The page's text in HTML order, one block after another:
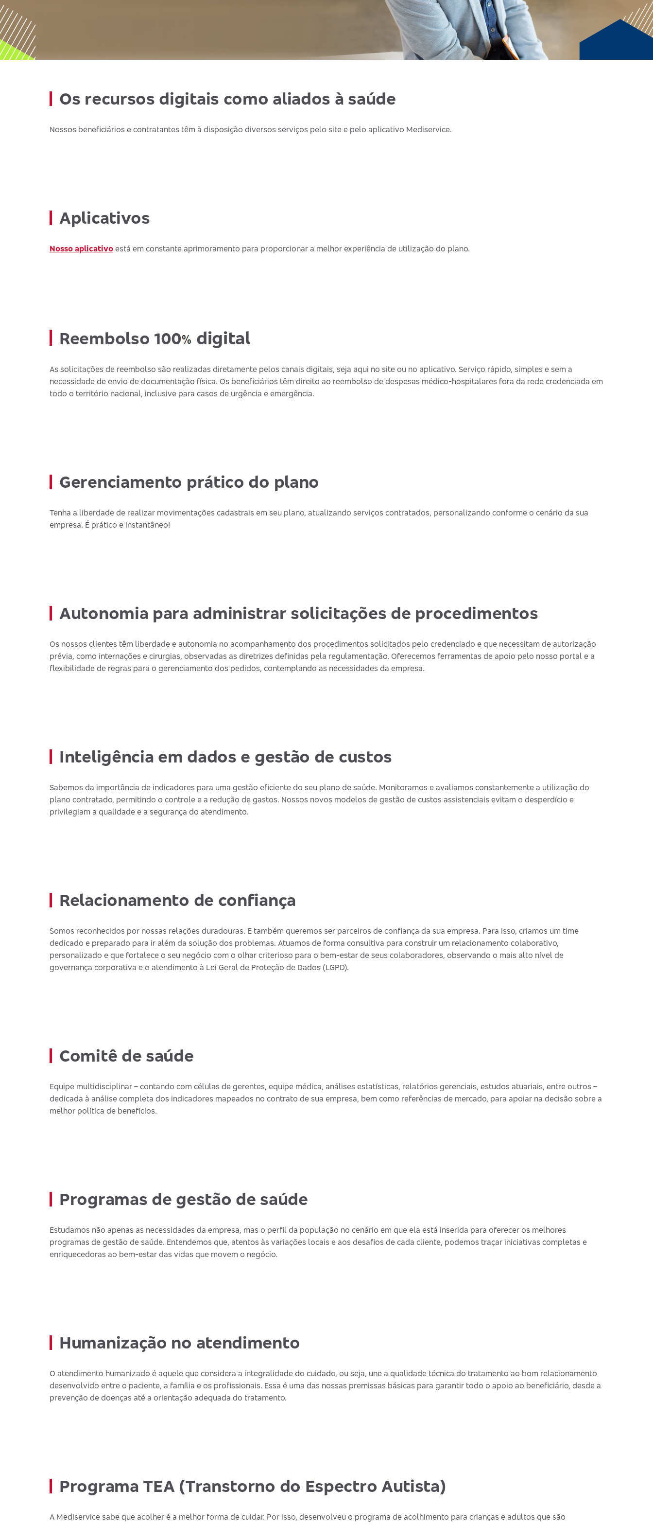
Os recursos digitais como aliados à saúde
Nossos beneficiários e contratantes têm à disposição diversos serviços pelo site e pelo aplicativo Mediservice.
Aplicativos
Nosso aplicativo está em constante aprimoramento para proporcionar a melhor experiência de utilização do plano.
Reembolso 100 digital
As solicitações de reembolso são realizadas diretamente pelos canais digitais, seja aqui no site ou no aplicativo. Serviço rápido, simples e sem a
necessidade de envio de documentação física. Os beneficiários têm direito ao reembolso de despesas médico-hospitalares fora da rede credenciada em
todo o território nacional, inclusive para casos de urgência e emergência.
Gerenciamento prático do plano
Tenha a liberdade de realizar movimentações cadastrais em seu plano, atualizando serviços contratados, personalizando conforme o cenário da sua
empresa. É prático e instantâneo!
Autonomia para administrar solicitações de procedimentos
Os nossos clientes têm liberdade e autonomia no acompanhamento dos procedimentos solicitados pelo credenciado e que necessitam de autorização
prévia, como internações e cirurgias, observadas as diretrizes definidas pela regulamentação. Oferecemos ferramentas de apoio pelo nosso portal e a
flexibilidade de regras para o gerenciamento dos pedidos, contemplando as necessidades da empresa.
Inteligência em dados e gestão de custos
Sabemos da importância de indicadores para uma gestão eficiente do seu plano de saúde. Monitoramos e avaliamos constantemente a utilização do
plano contratado, permitindo o controle e a redução de gastos. Nossos novos modelos de gestão de custos assistenciais evitam o desperdício e
privilegiam a qualidade e a segurança do atendimento.
Relacionamento de confiança
Somos reconhecidos por nossas relações duradouras. E também queremos ser parceiros de confiança da sua empresa. Para isso, criamos um time
dedicado e preparado para ir além da solução dos problemas. Atuamos de forma consultiva para construir um relacionamento colaborativo,
personalizado e que fortalece o seu negócio com o olhar criterioso para o bem-estar de seus colaboradores, observando o mais alto nível de
governança corporativa e o atendimento à Lei Geral de Proteção de Dados (LGPD).
Comitê de saúde
Equipe multidisciplinar – contando com células de gerentes, equipe médica, análises estatísticas, relatórios gerenciais, estudos atuariais, entre outros –
dedicada à análise completa dos indicadores mapeados no contrato de sua empresa, bem como referências de mercado, para apoiar na decisão sobre a
melhor política de benefícios.
Programas de gestão de saúde
Estudamos não apenas as necessidades da empresa, mas o perfil da população no cenário em que ela está inserida para oferecer os melhores
programas de gestão de saúde. Entendemos que, atentos às variações locais e aos desafios de cada cliente, podemos traçar iniciativas completas e
enriquecedoras ao bem-estar das vidas que movem o negócio.
Humanização no atendimento
O atendimento humanizado é aquele que considera a integralidade do cuidado, ou seja, une a qualidade técnica do tratamento ao bom relacionamento
desenvolvido entre o paciente, a família e os profissionais. Essa é uma das nossas premissas básicas para garantir todo o apoio ao beneficiário, desde a
prevenção de doenças até a orientação adequada do tratamento.
Programa TEA (Transtorno do Espectro Autista)
A Mediservice sabe que acolher é a melhor forma de cuidar. Por isso, desenvolveu o programa de acolhimento para crianças e adultos que são